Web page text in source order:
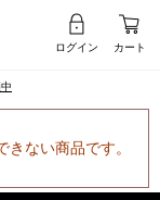
ログイン カート
ない商品です。